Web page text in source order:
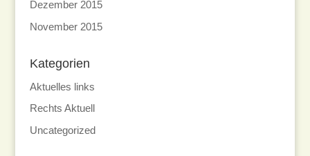
Dezember 2015
November 2015
Kategorien
Aktuelles links
Rechts Aktuell
Uncategorized